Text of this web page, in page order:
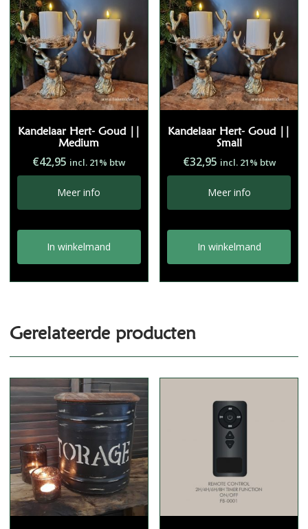
Kandelaar Hert- Goud ||
Medium
€42,95 incl. 21% btw
Meer info
In winkelmand
Kandelaar Hert- Goud ||
Small
€32,95 incl. 21% btw
Meer info
In winkelmand
Gerelateerde producten